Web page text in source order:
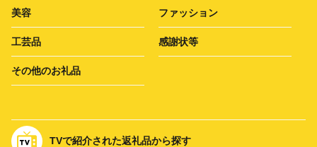
美容 ファッション
工芸品 感謝状等
その他のお礼品
TVで紹介された返礼品から探す